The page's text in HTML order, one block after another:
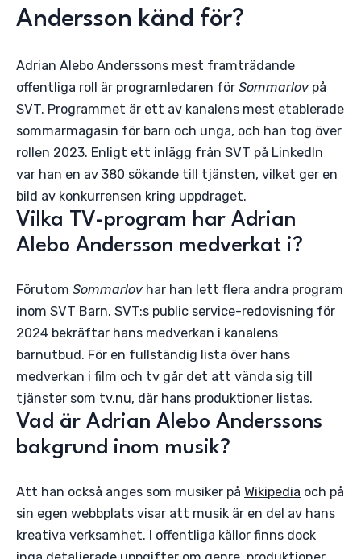
Andersson känd för?
Adrian Alebo Anderssons mest framträdande
offentliga roll är programledaren för Sommarlov på
SVT. Programmet är ett av kanalens mest etablerade
sommarmagasin för barn och unga, och han tog över
rollen 2023. Enligt ett inlägg från SVT på LinkedIn
var han en av 380 sökande till tjänsten, vilket ger en
bild av konkurrensen kring uppdraget.
Vilka TV-program har Adrian
Alebo Andersson medverkat i?
Förutom Sommarlov har han lett flera andra program
inom SVT Barn. SVT:s public service-redovisning för
2024 bekräftar hans medverkan i kanalens
barnutbud. För en fullständig lista över hans
medverkan i film och tv går det att vända sig till
tjänster som tv.nu, där hans produktioner listas.
Vad är Adrian Alebo Anderssons
bakgrund inom musik?
Att han också anges som musiker på Wikipedia och på
sin egen webbplats visar att musik är en del av hans
kreativa verksamhet. I offentliga källor finns dock